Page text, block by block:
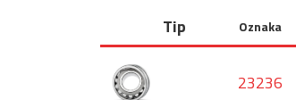
Tip Oznaka
23236